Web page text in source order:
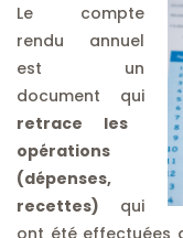
Le compte
rendu annuel
est un
document qui
retrace les
opérations
(dépenses,
recettes) qui
ont été effectuées